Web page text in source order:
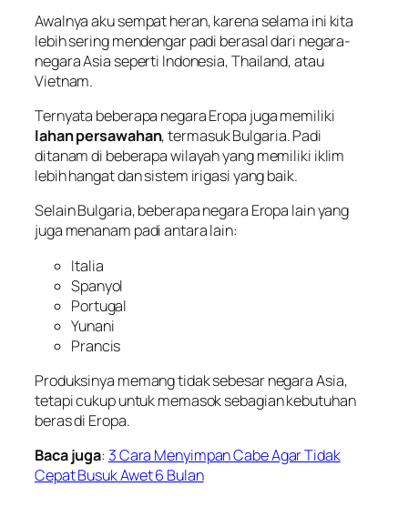
Awalnya aku sempat heran, karena selama ini kita
lebih sering mendengar padi berasal dari negara-
negara Asia seperti Indonesia, Thailand, atau
Vietnam.
Ternyata beberapa negara Eropa juga memiliki
lahan persawahan, termasuk Bulgaria. Padi
ditanam di beberapa wilayah yang memiliki iklim
lebih hangat dan sistem irigasi yang baik.
Selain Bulgaria, beberapa negara Eropa lain yang
juga menanam padi antara lain:
Italia
Spanyol
Portugal
Yunani
Prancis
Produksinya memang tidak sebesar negara Asia,
tetapi cukup untuk memasok sebagian kebutuhan
beras di Eropa.
Baca juga: 3 Cara Menyimpan Cabe Agar Tidak
Cepat Busuk Awet 6 Bulan